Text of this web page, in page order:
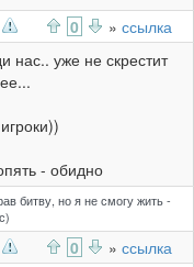
0 » ссылка
нас.. уже не скрестит
- обидно
битву, но я не смогу жить -
0 » ссылка